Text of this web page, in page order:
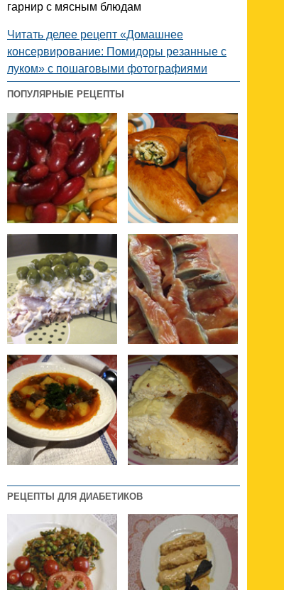
гарнир с мясным блюдам
Читать делее рецепт «Домашнее
консервирование: Помидоры резанные с
луком» с пошаговыми фотографиями
ПОПУЛЯРНЫЕ РЕЦЕПТЫ
РЕЦЕПТЫ ДЛЯ ДИАБЕТИКОВ